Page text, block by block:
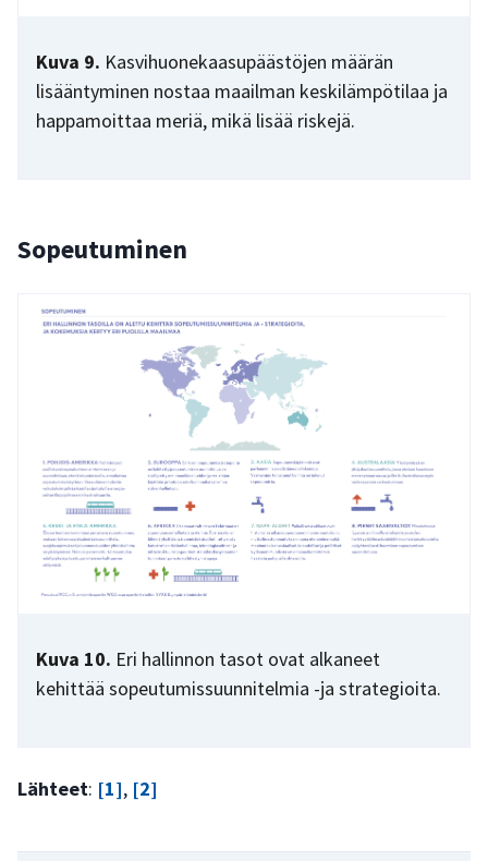
Kuva 9. Kasvihuonekaasupäästöjen määrän
lisääntyminen nostaa maailman keskilämpötilaa ja
happamoittaa meriä, mikä lisää riskejä.
Sopeutuminen
Kuva 10. Eri hallinnon tasot ovat alkaneet
kehittää sopeutumissuunnitelmia -ja strategioita.
Lähteet: [1], [2]